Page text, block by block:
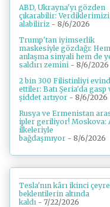
ABD, Ukrayna'yı gözden
çıkarabilir:
alabiliriz - 8/6/2026
Trump'tan iyimserlik
maskesiyle gözdağı: Hem
anlaşma sinyali hem de
saldırı zemini - 8/6/2026
2 bin 300 Filistinliyi
ettiler: Batı Şeria'da gasp
şiddet artıyor - 8/6/2026
Rusya ve Ermenistan
ipler geriliyor! Moskova:
ilkeleriyle
bağdaşmıyor - 8/6/2026
Tesla'nın kârı ikinci
beklentilerin altında
kaldı - 7/22/2026